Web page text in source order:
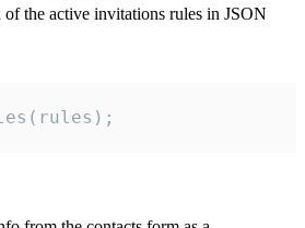
the active invitations rules in JSON